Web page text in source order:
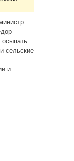
Власти Удмуртии
жителям оформить в
Max цифровые
личности, возраста и